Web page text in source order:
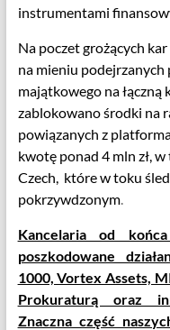
instrumentami
Na poczet grożących
na mieniu podejrzanych
majątkowego na
zablokowano środki na
powiązanych z
kwotę ponad 4 mln zł,
Czech, które w toku
pokrzywdzonym.
Kancelaria od
poszkodowane
1000, Vortex Assets,
Prokuraturą oraz
Znaczna część